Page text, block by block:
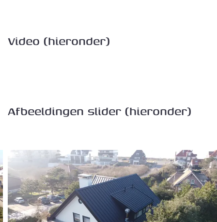
Video (hieronder)
Afbeeldingen slider (hieronder)